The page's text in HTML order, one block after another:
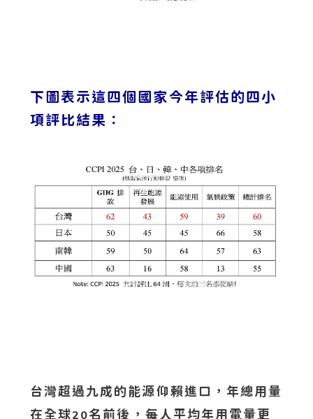
下圖表示這四個國家今年評估的四小
項評比結果：
台灣超過九成的能源仰賴進口，年總用量
在全球20名前後，每人平均年用電量更